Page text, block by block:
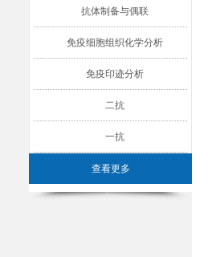
抗体制备与偶联
免疫细胞组织化学分析
免疫印迹分析
二抗
一抗
查看更多